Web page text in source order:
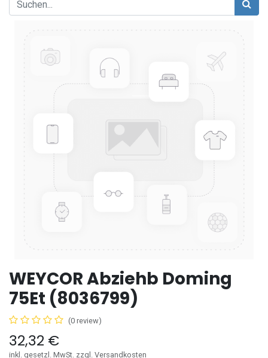
WEYCOR Abziehb Doming
75Et (8036799)
(0 review)
32,32 €
inkl. gesetzl. MwSt. zzgl. Versandkosten